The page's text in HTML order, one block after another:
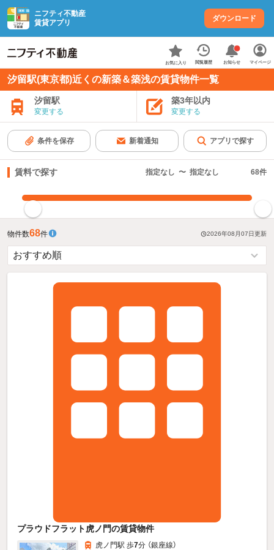
ニフティ不動産
賃貸アプリ
ダウンロード
お気に入り 閲覧履歴 お知らせ マイページ
汐留駅(東京都)近くの新築＆築浅の賃貸物件一覧
汐留駅
変更する
築3年以内
変更する
条件を保存 新着通知 アプリで探す
賃料で探す 指定なし 〜 指定なし 68件
物件数68件 2026年08月07日更新
プラウドフラット虎ノ門の賃貸物件
虎ノ門駅 歩7分 （銀座線）